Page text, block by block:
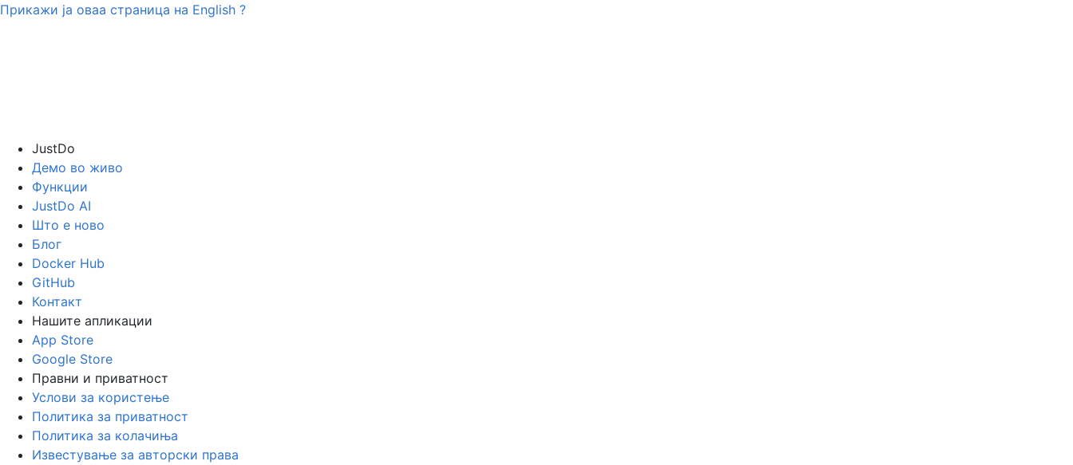
Прикажи ја оваа страница на English ?
JustDo
Демо во живо
Функции
JustDo AI
Што е ново
Блог
Docker Hub
GitHub
Контакт
Нашите апликации
App Store
Google Store
Правни и приватност
Услови за користење
Политика за приватност
Политика за колачиња
Известување за авторски права